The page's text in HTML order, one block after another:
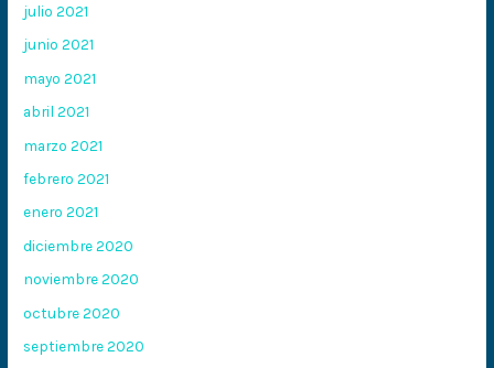
julio 2021
junio 2021
mayo 2021
abril 2021
marzo 2021
febrero 2021
enero 2021
diciembre 2020
noviembre 2020
octubre 2020
septiembre 2020